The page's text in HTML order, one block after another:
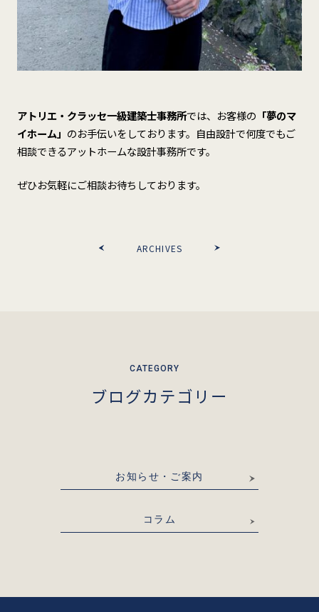
アトリエ・クラッセ一級建築士事務所では、お客様の 「夢のマ
イホーム」 のお手伝いをしております。自由設計で何度でもご
相談できるアットホームな設計事務所です。
ぜひお気軽にご相談お待ちしております。
ARCHIVES
ブログカテゴリー
お知らせ・ご案内
コラム